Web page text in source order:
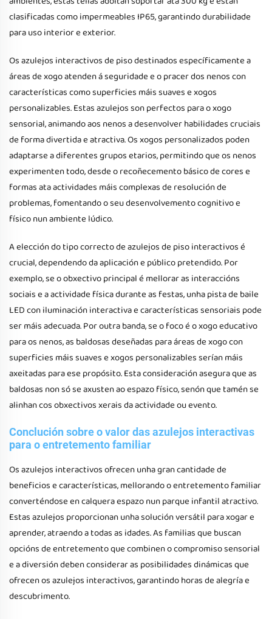
clasificadas como impermeables IP65, garantindo durabilidade
para uso interior e exterior.
Os azulejos interactivos de piso destinados específicamente a
áreas de xogo atenden á seguridade e o pracer dos nenos con
características como superficies máis suaves e xogos
personalizables. Estas azulejos son perfectos para o xogo
sensorial, animando aos nenos a desenvolver habilidades cruciais
de forma divertida e atractiva. Os xogos personalizados poden
adaptarse a diferentes grupos etarios, permitindo que os nenos
experimenten todo, desde o recoñecemento básico de cores e
formas ata actividades máis complexas de resolución de
problemas, fomentando o seu desenvolvemento cognitivo e
físico nun ambiente lúdico.
A elección do tipo correcto de azulejos de piso interactivos é
crucial, dependendo da aplicación e público pretendido. Por
exemplo, se o obxectivo principal é mellorar as interaccións
sociais e a actividade física durante as festas, unha pista de baile
LED con iluminación interactiva e características sensoriais pode
ser máis adecuada. Por outra banda, se o foco é o xogo educativo
para os nenos, as baldosas deseñadas para áreas de xogo con
superficies máis suaves e xogos personalizables serían máis
axeitadas para ese propósito. Esta consideración asegura que as
baldosas non só se axusten ao espazo físico, senón que tamén se
alinhan cos obxectivos xerais da actividade ou evento.
Conclución sobre o valor das azulejos interactivas
para o entretemento familiar
Os azulejos interactivos ofrecen unha gran cantidade de
beneficios e características, mellorando o entretemento familiar
converténdose en calquera espazo nun parque infantil atractivo.
Estas azulejos proporcionan unha solución versátil para xogar e
aprender, atraendo a todas as idades. As familias que buscan
opcións de entretemento que combinen o compromiso sensorial
e a diversión deben considerar as posibilidades dinámicas que
ofrecen os azulejos interactivos, garantindo horas de alegría e
descubrimento.